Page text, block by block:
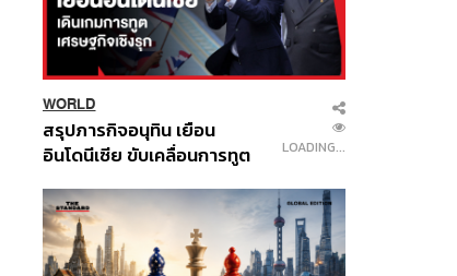
WORLD
สรุปภารกิจอนุทิน เยือน
อินโดนีเซีย ขับเคลื่อนการทูต
ส่วนยุทธศาสตร์ไทย –
อินโดนีเซีย
LOADING...